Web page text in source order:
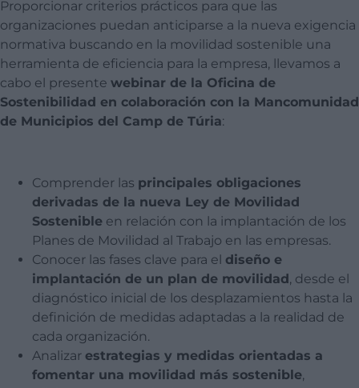
Proporcionar criterios prácticos para que las
organizaciones puedan anticiparse a la nueva exigencia
normativa buscando en la movilidad sostenible una
herramienta de eficiencia para la empresa, llevamos a
cabo el presente webinar de la Oficina de
Sostenibilidad en colaboración con la Mancomunidad
de Municipios del Camp de Túria:
Comprender las principales obligaciones
derivadas de la nueva Ley de Movilidad
Sostenible en relación con la implantación de los
Planes de Movilidad al Trabajo en las empresas.
Conocer las fases clave para el diseño e
implantación de un plan de movilidad, desde el
diagnóstico inicial de los desplazamientos hasta la
definición de medidas adaptadas a la realidad de
cada organización.
Analizar estrategias y medidas orientadas a
fomentar una movilidad más sostenible,